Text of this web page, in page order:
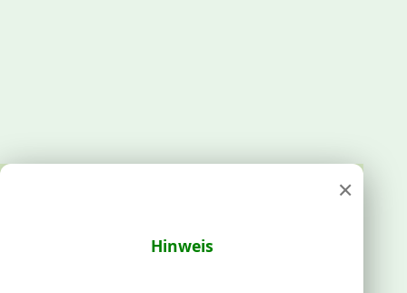
×
Hinweis